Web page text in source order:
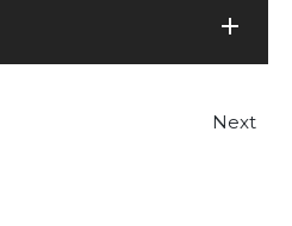
add
Next